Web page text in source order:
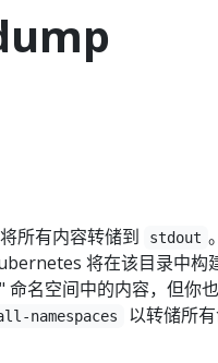
所有内容转储到 stdout
将在该目录中构
名空间中的内容，但你
namespaces
以转储所